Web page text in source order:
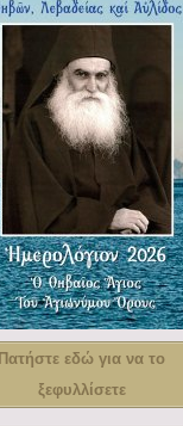
Πατήστε εδώ για να το
ξεφυλλίσετε